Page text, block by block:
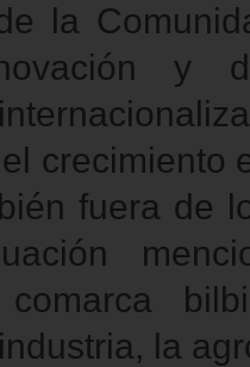
la
y
crecimiento
fuera de
la